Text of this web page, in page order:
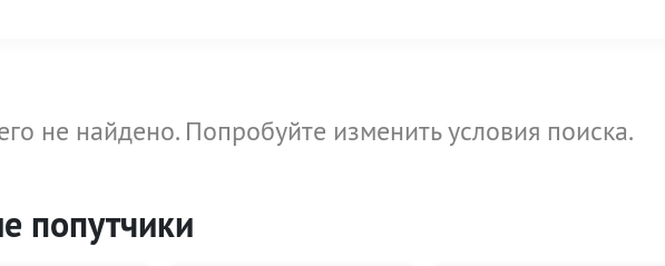
не найдено. Попробуйте изменить условия поиска.
попутчики